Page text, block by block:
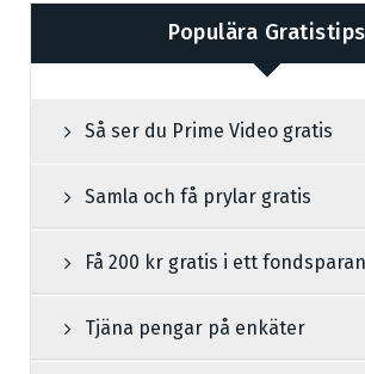
Populära Gratistips
Så ser du Prime Video gratis
Samla och få prylar gratis
Få 200 kr gratis i ett
Tjäna pengar på enkäter